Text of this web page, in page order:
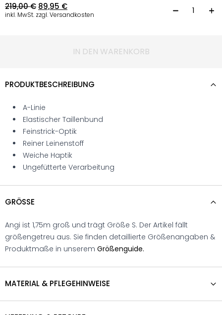
219,00€ 89,95 €
inkl. MwSt. zzgl. Versandkosten
IN DEN WARENKORB
PRODUKTBESCHREIBUNG
A-Linie
Elastischer Taillenbund
Feinstrick-Optik
Reiner Leinenstoff
Weiche Haptik
Ungefütterte Verarbeitung
GRÖSSE
Angi ist 1,75m groß und trägt Größe S. Der Artikel fällt
größengetreu aus. Sie finden detaillierte Größenangaben &
Produktmaße in unserem Größenguide.
MATERIAL & PFLEGEHINWEISE